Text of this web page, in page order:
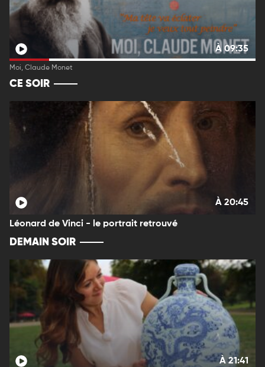
À 09:35
Moi, Claude Monet
CE SOIR
À 20:45
Léonard de Vinci - le portrait retrouvé
DEMAIN SOIR
À 21:41